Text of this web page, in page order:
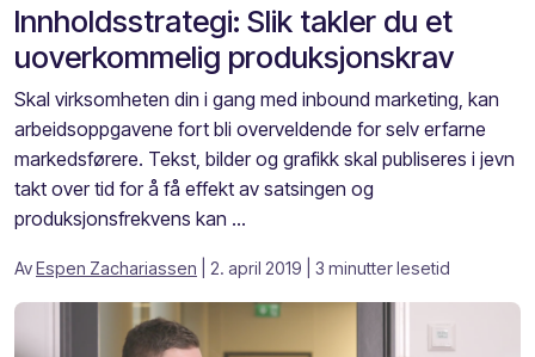
Innholdsstrategi: Slik takler du et
uoverkommelig produksjonskrav
Skal virksomheten din i gang med inbound marketing, kan
arbeidsoppgavene fort bli overveldende for selv erfarne
markedsførere. Tekst, bilder og grafikk skal publiseres i jevn
takt over tid for å få effekt av satsingen og
produksjonsfrekvens kan ...
AvEspen Zachariassen | 2. april 2019 | 3 minutter lesetid